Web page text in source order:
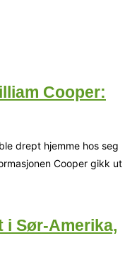
Cooper:
drept hjemme hos seg
Cooper gikk ut
Sør-Amerika,